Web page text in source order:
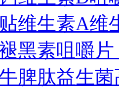
维生素A维
黑素咀嚼
脾肽益生